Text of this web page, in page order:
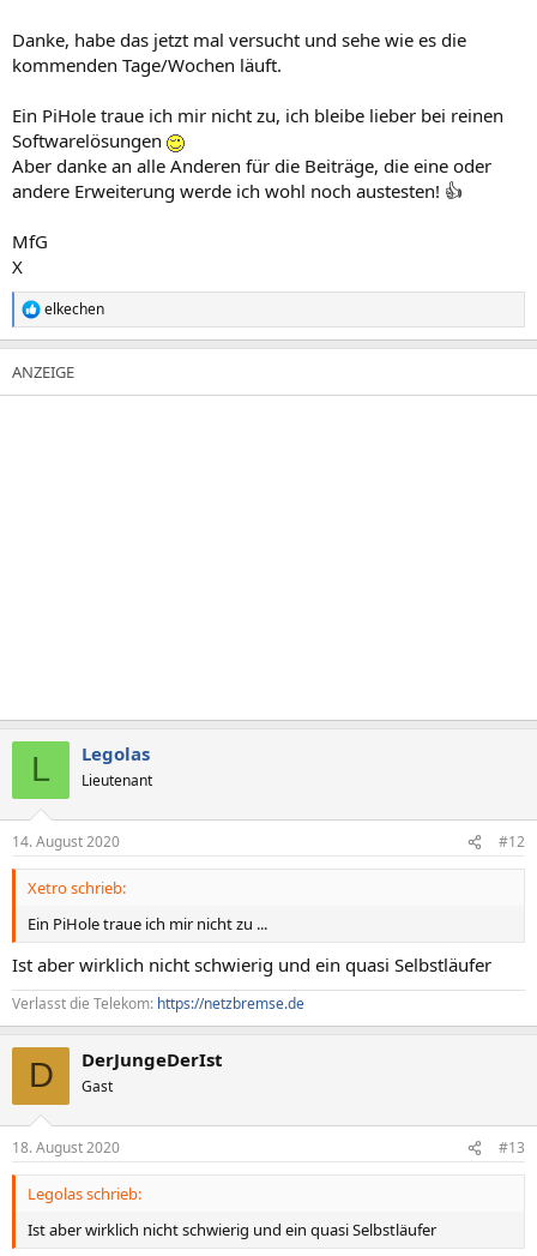
Danke, habe das jetzt mal versucht und sehe wie es die
kommenden Tage/Wochen läuft.
Ein PiHole traue ich mir nicht zu, ich bleibe lieber bei reinen
Softwarelösungen
Aber danke an alle Anderen für die Beiträge, die eine oder
andere Erweiterung werde ich wohl noch austesten! 👍
MfG
X
R
e
a
k
t
elkechen
L Legolas
Lieutenant
14. August 2020 #12
Xetro schrieb:
Ein PiHole traue ich mir nicht zu ...
Ist aber wirklich nicht schwierig und ein quasi Selbstläufer
Verlasst die Telekom: https://netzbremse.de
D DerJungeDerIst
Gast
18. August 2020 #13
Legolas schrieb:
Ist aber wirklich nicht schwierig und ein quasi Selbstläufer